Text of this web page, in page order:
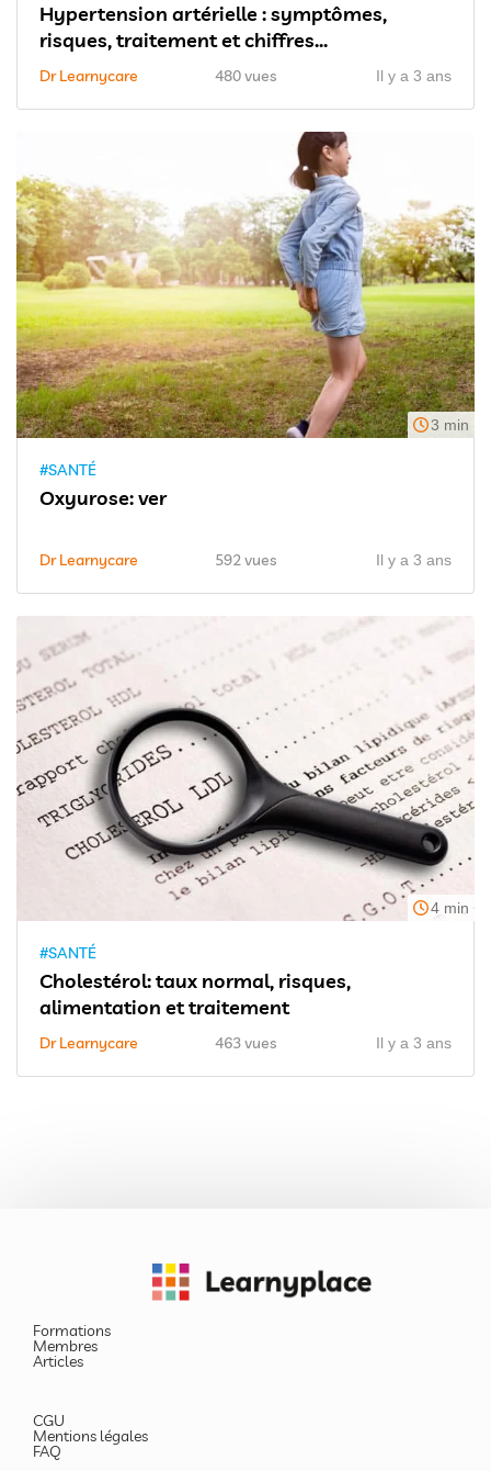
Hypertension artérielle : symptômes,
risques, traitement et chiffres...
Dr Learnycare 480 vues Il y a 3 ans
3 min
#SANTÉ
Oxyurose: ver
Dr Learnycare 592 vues Il y a 3 ans
4 min
#SANTÉ
Cholestérol: taux normal, risques,
alimentation et traitement
Dr Learnycare 463 vues Il y a 3 ans
Formations
Membres
Articles
CGU
Mentions légales
FAQ